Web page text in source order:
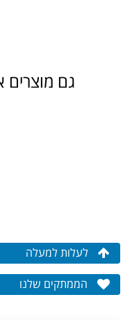
גם מוצרים
לעלות למעלה
הממתקים שלנו